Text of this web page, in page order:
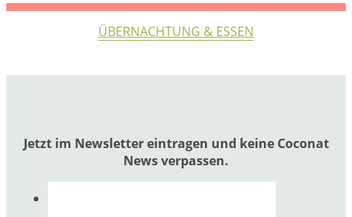
ÜBERNACHTUNG & ESSEN
Jetzt im Newsletter eintragen und keine Coconat
News verpassen.